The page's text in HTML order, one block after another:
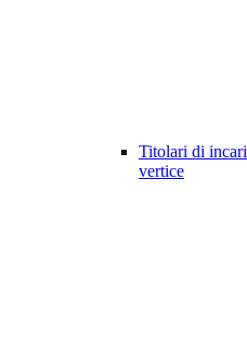
Titolari di
vertice